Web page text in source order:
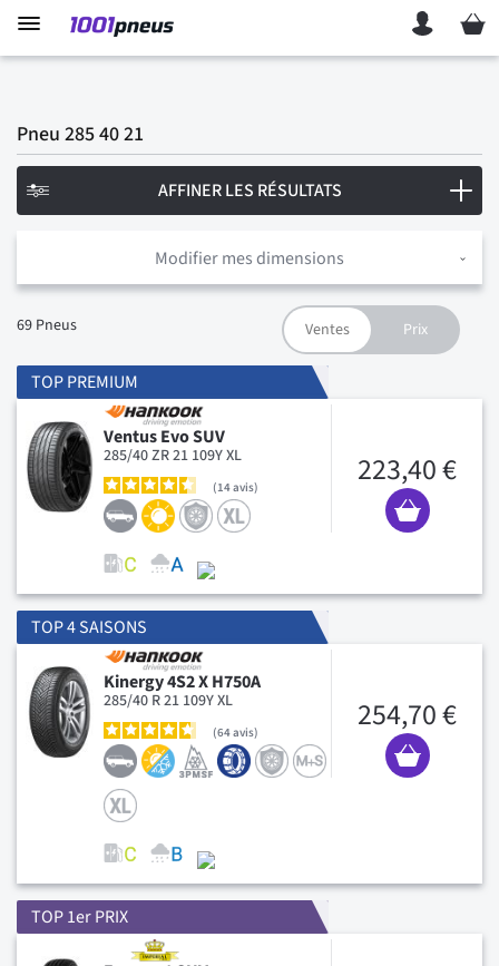
Mon
Pneu 285 40 21
Modifier mes dimensions
69 Pneus
TOP PREMIUM
Ventus Evo SUV
285/40 ZR 21 109Y XL
14avis 223,40 €
TOP 4 SAISONS
Kinergy 4S2 X H750A
285/40 R 21 109Y XL
64avis 254,70 €
TOP 1er PRIX
AFFINER LES RÉSULTATS